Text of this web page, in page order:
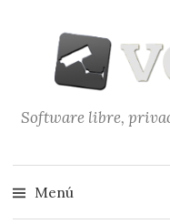
contenido
Software libre,
Menú